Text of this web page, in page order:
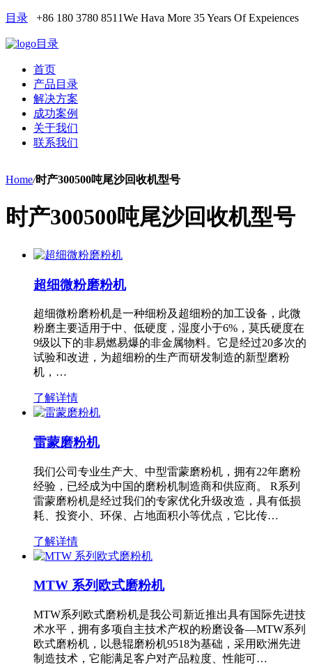
目录 +86 180 3780 8511We Hava More 35 Years Of Expeiences
目录
首页
产品目录
解决方案
成功案例
关于我们
联系我们
Home/时产300500吨尾沙回收机型号
时产300500吨尾沙回收机型号
超细微粉磨粉机
超细微粉磨粉机是一种细粉及超细粉的加工设备，此微
粉磨主要适用于中、低硬度，湿度小于6%，莫氏硬度在
9级以下的非易燃易爆的非金属物料。它是经过20多次的
试验和改进，为超细粉的生产而研发制造的新型磨粉
机，…
了解详情
雷蒙磨粉机
我们公司专业生产大、中型雷蒙磨粉机，拥有22年磨粉
经验，已经成为中国的磨粉机制造商和供应商。 R系列
雷蒙磨粉机是经过我们的专家优化升级改造，具有低损
耗、投资小、环保、占地面积小等优点，它比传…
了解详情
MTW 系列欧式磨粉机
MTW系列欧式磨粉机是我公司新近推出具有国际先进技
术水平，拥有多项自主技术产权的粉磨设备—MTW系列
欧式磨粉机，以悬辊磨粉机9518为基础，采用欧洲先进
制造技术，它能满足客户对产品粒度、性能可…